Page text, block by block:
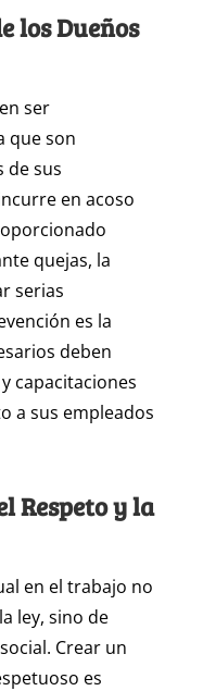
los Dueños
ser
que son
de sus
en acoso
quejas, la
serias
es la
deben
capacitaciones
a sus empleados
Respeto y la
en el trabajo no
ley, sino de
Crear un
es